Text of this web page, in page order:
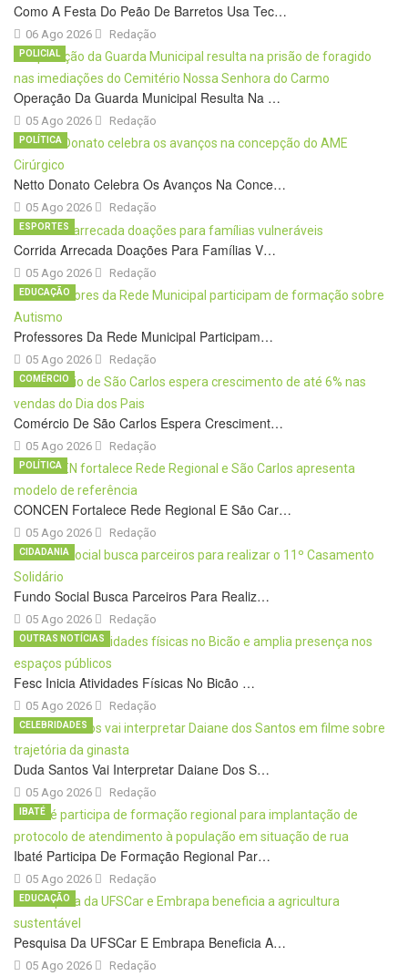
Como A Festa Do Peão De Barretos Usa Tec…
06 Ago 2026 Redação
Operação Da Guarda Municipal Resulta Na …
05 Ago 2026
POLICIAL
Redação
Netto Donato Celebra Os Avanços Na Conce…
05 Ago 2026
POLÍTICA
Redação
Corrida Arrecada Doações Para Famílias V…
05 Ago 2026
ESPORTES
Redação
Professores Da Rede Municipal Participam…
05 Ago 2026
EDUCAÇÃO
Redação
Comércio De São Carlos Espera Cresciment…
05 Ago 2026
COMÉRCIO
Redação
CONCEN Fortalece Rede Regional E São Car…
05 Ago 2026
POLÍTICA
Redação
Fundo Social Busca Parceiros Para Realiz…
05 Ago 2026
CIDADANIA
Redação
Fesc Inicia Atividades Físicas No Bicão …
05 Ago 2026
OUTRAS NOTÍCIAS
Redação
Duda Santos Vai Interpretar Daiane Dos S…
05 Ago 2026
CELEBRIDADES
Redação
Ibaté Participa De Formação Regional Par…
05 Ago 2026
IBATÉ
Redação
Pesquisa Da UFSCar E Embrapa Beneficia A…
05 Ago 2026
EDUCAÇÃO
Redação